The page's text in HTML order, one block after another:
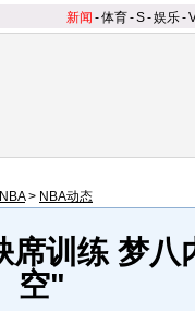
新闻 -体育-S-娱乐-
NBA> NBA动态
席训练 梦八
空"